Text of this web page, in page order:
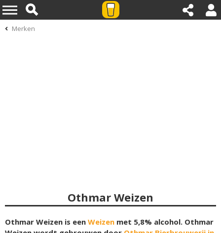
Merken
Othmar Weizen
Othmar Weizen is een Weizen met 5,8% alcohol. Othmar